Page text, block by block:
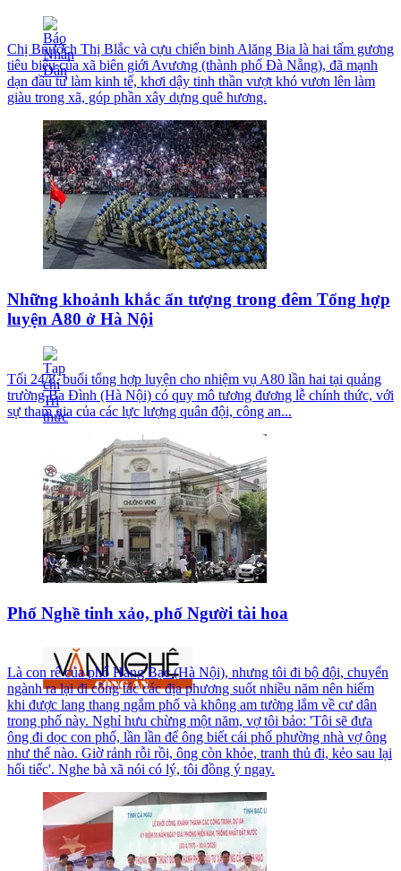
Chị Bnướch Thị Blắc và cựu chiến binh Alăng Bia là hai tấm gương
tiêu biểu của xã biên giới Avương (thành phố Đà Nẵng), đã mạnh
dạn đầu tư làm kinh tế, khơi dậy tinh thần vượt khó vươn lên làm
giàu trong xã, góp phần xây dựng quê hương.
Những khoảnh khắc ấn tượng trong đêm Tổng hợp
luyện A80 ở Hà Nội
Tối 24/8, buổi tổng hợp luyện cho nhiệm vụ A80 lần hai tại quảng
trường Ba Đình (Hà Nội) có quy mô tương đương lễ chính thức, với
sự tham gia của các lực lượng quân đội, công an...
Phố Nghề tinh xảo, phố Người tài hoa
Là con rể của phố Hàng Bạc (Hà Nội), nhưng tôi đi bộ đội, chuyển
ngành ra lại đi công tác các địa phương suốt nhiều năm nên hiếm
khi được lang thang ngắm phố và không am tường lắm về cư dân
trong phố này. Nghỉ hưu chừng một năm, vợ tôi bảo: 'Tôi sẽ đưa
ông đi dọc con phố, lần lần để ông biết cái phố phường nhà vợ ông
như thế nào. Giờ rảnh rỗi rồi, ông còn khỏe, tranh thủ đi, kẻo sau lại
hối tiếc'. Nghe bà xã nói có lý, tôi đồng ý ngay.